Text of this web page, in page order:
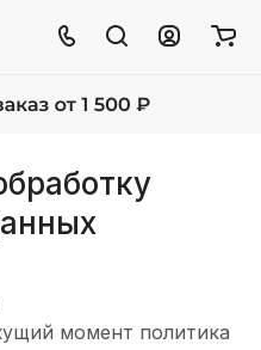
момент политика